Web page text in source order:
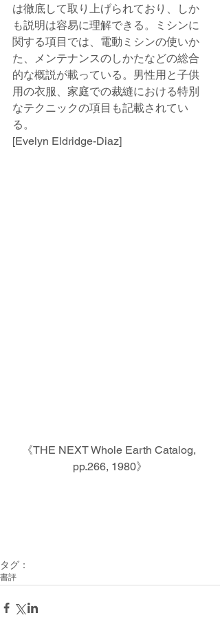
は徹底して取り上げられており、しか
も説明は容易に理解できる。ミシンに
関する項目では、電動ミシンの使いか
た、メンテナンスのしかたなどの総合
的な概説が載っている。男性用と子供
用の衣服、家庭での裁縫における特別
なテクニックの項目も記載されてい
る。
[Evelyn Eldridge-Diaz]
《THE NEXT Whole Earth Catalog,
pp.266, 1980》
タグ：
書評